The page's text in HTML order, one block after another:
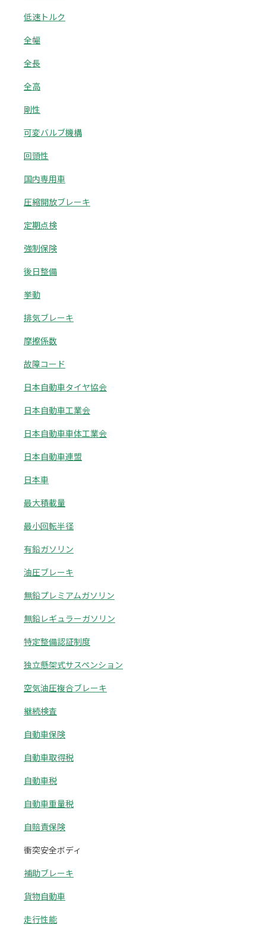
低速トルク
全幅
全長
全高
剛性
可変バルブ機構
回頭性
国内専用車
圧縮開放ブレーキ
定期点検
強制保険
後日整備
挙動
排気ブレーキ
摩擦係数
故障コード
日本自動車タイヤ協会
日本自動車工業会
日本自動車車体工業会
日本自動車連盟
日本車
最大積載量
最小回転半径
有鉛ガソリン
油圧ブレーキ
無鉛プレミアムガソリン
無鉛レギュラーガソリン
特定整備認証制度
独立懸架式サスペンション
空気油圧複合ブレーキ
継続検査
自動車保険
自動車取得税
自動車税
自動車重量税
自賠責保険
衝突安全ボディ
補助ブレーキ
貨物自動車
走行性能